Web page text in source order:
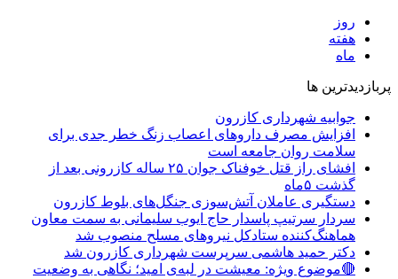
روز
هفته
ماه
پربازدیدترین ها
جوابیه شهرداری کازرون
افزایش مصرف داروهای اعصاب زنگ خطر جدی برای
سلامت روان جامعه است
افشای راز قتل خوفناک جوان ۲۵ ساله کازرونی بعد از
گذشت ۵ماه
دستگیری عاملان آتش‌سوزی جنگل‌های بلوط کازرون
سردار سرتیپ پاسدار حاج ایوب سلیمانی به سمت معاون
هماهنگ‌کننده ستادکل نیروهای مسلح منصوب شد
دکتر حمید هاشمی سرپرست شهرداری کازرون شد
🔴موضوع ویژه: معیشت در لبه‌ی امید؛ نگاهی به وضعیت